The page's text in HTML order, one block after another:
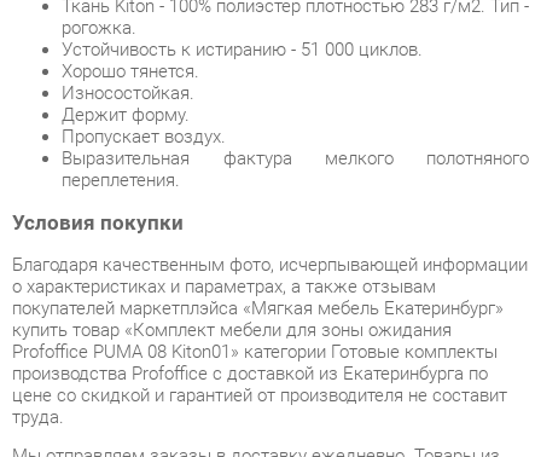
Износостойкая.
Держит форму.
Пропускает воздух.
Выразительная фактура мелкого полотняного
переплетения.
Условия покупки
Благодаря качественным фото, исчерпывающей информации
покупателей маркетплэйса «Мягкая мебель Екатеринбург»
купить товар «Комплект мебели для зоны ожидания
Profoffice PUMA 08 Kiton01» категории Готовые комплекты
производства Profoffice с доставкой из Екатеринбурга по
цене со скидкой и гарантией от производителя не составит
труда.
Мы отправляем заказы в доставку ежедневно. Товары из
ассортимента в наличии на складе в Екатеринбурге вы
получите не позднее48-ми часовс момента оформления
заказа. Дополнительно вы можете заказать подъём на этаж
и сборку мебельных изделий.